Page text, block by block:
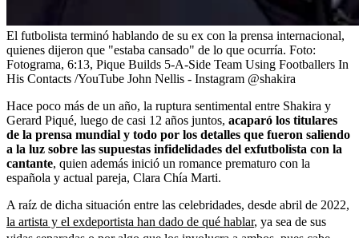
El futbolista terminó hablando de su ex con la prensa internacional,
quienes dijeron que "estaba cansado" de lo que ocurría. Foto:
Fotograma, 6:13, Pique Builds 5-A-Side Team Using Footballers In
His Contacts /YouTube John Nellis - Instagram @shakira
Hace poco más de un año, la ruptura sentimental entre Shakira y
Gerard Piqué, luego de casi 12 años juntos, acaparó los titulares
de la prensa mundial y todo por los detalles que fueron saliendo
a la luz sobre las supuestas infidelidades del exfutbolista con la
cantante, quien además inició un romance prematuro con la
española y actual pareja, Clara Chía Marti.
A raíz de dicha situación entre las celebridades, desde abril de 2022,
la artista y el exdeportista han dado de qué hablar, ya sea de sus